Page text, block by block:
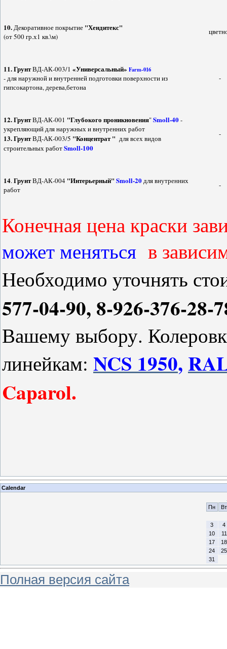
10. Декоративное покрытие "Хендитекс"
(от 500 гр.х1 кв.\м)
11.ГрунтВД-АК-003/1 «Универсальный» Farm-016
- для наружной и внутренней подготовки поверхности из
гипсокартона, дерева,бетона
-
12.ГрунтВД-АК-001 "Глубокого проникновения"Smoll-40-
укрепляющий для наружных и внутренних работ
13. ГрунтВД-АК-003/5 "Концентрат " для всех видов
строительных работSmoll-100
-
14. ГрунтВД-АК-004 "Интерьерный" Smoll-20 для внутренних
работ
-
Конечная цена краски
может меняться в
Необходимо уточнять
577-04-90, 8-926-376-28-
Вашему выбору.
линейкам: NCS 1950,
Caparol.
Calendar
Пн
Вт
3
4
10
11
17
18
24
25
31
Полная версия сайта